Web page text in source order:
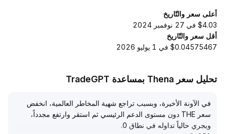
أعلى سعر والتّاريخ
$4.03 في 27 نوفمبر 2024
أقل سعر والتّاريخ
$0.04575467 في 1 يوليو 2026
تحليل سعر Thena بمساعدة TradeGPT
في الآونة الأخيرة، وبسبب تراجع شهية المخاطر العالمية، انخفض
سعر THE دون مستوى الدعم الرئيسي ثم استقر وارتفع مجدداً،
ويجري حالياً تداوله في نطاق 0
.